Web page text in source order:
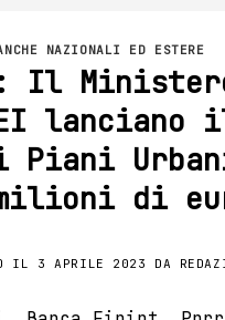
NAZIONALI ED ESTERE
Il
lanciano
Piani
di
IL 3 APRILE 2023 DA